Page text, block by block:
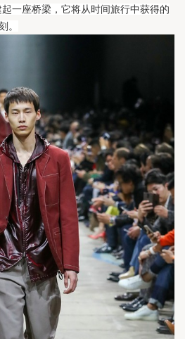
一座桥梁，它将从时间旅行中获得的
。